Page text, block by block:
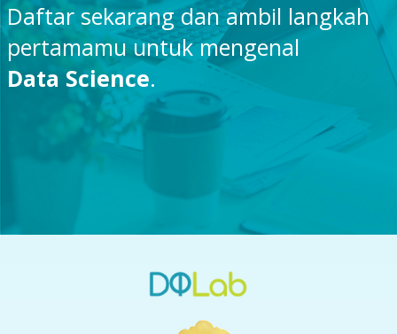
Daftar sekarang dan ambil langkah
pertamamu untuk mengenal
Data Science.